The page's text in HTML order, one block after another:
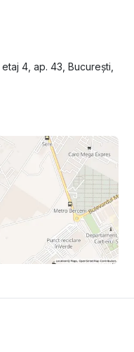
4, ap. 43, București,